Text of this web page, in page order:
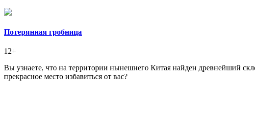
Потерянная гробница
12+
Вы узнаете, что на территории нынешнего Китая найден древнейший
прекрасное место избавиться от вас?